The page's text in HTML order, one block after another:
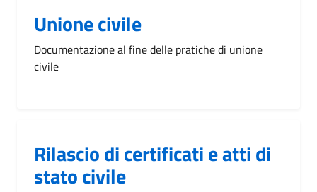
Unione civile
Documentazione al fine delle pratiche di unione
civile
Rilascio di certificati e atti di
stato civile